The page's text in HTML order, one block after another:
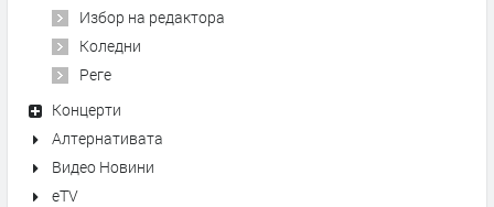
Избор на редактора
Коледни
Реге
Концерти
Алтернативата
Видео Новини
eTV